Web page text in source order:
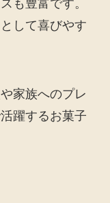
も豊富です。
して喜びやす
家族へのプレ
躍するお菓子